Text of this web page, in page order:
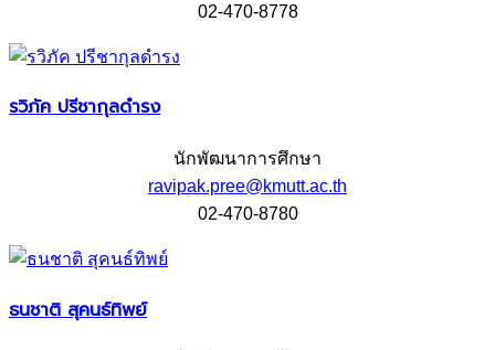
02-470-8778
รวิภัค ปรีชากุลดำรง
นักพัฒนาการศึกษา
ravipak.pree@kmutt.ac.th
02-470-8780
ธนชาติ สุคนธ์ทิพย์